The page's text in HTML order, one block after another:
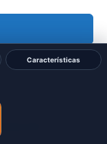
Características